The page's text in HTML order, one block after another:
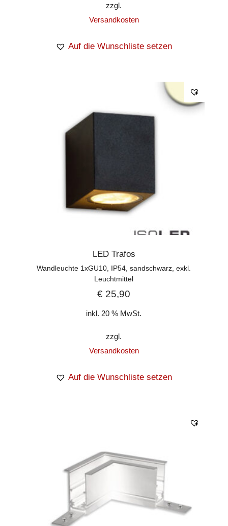
zzgl.
Versandkosten
Auf die Wunschliste setzen
LED Trafos
Wandleuchte 1xGU10, IP54, sandschwarz, exkl.
Leuchtmittel
€ 25,90
inkl. 20 % MwSt.
zzgl.
Versandkosten
Auf die Wunschliste setzen